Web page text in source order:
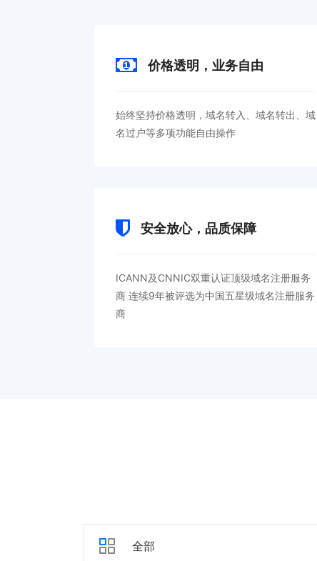
价格透明，业务自由
始终坚持价格透明，域名转入、域名转出、域
名过户等多项功能自由操作
安全放心，品质保障
ICANN及CNNIC双重认证顶级域名注册服务
商 连续9年被评选为中国五星级域名注册服务
商
全部